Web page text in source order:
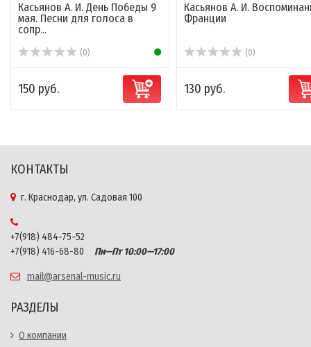
Касьянов А. И. День Победы 9
мая. Песни для голоса в
сопр...
(0)
150 руб.
Касьянов А. И.
Франции
(0)
130 руб.
КОНТАКТЫ
г. Краснодар, ул. Садовая 100
+7(918) 484-75-52
+7(918) 416-68-80
Пн—Пт 10:00—17:00
mail@arsenal-music.ru
РАЗДЕЛЫ
О компании